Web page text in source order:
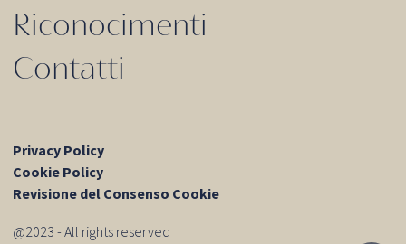
Riconocimenti
Contatti
Privacy Policy
Cookie Policy
Revisione del Consenso Cookie
@2023 - All rights reserved